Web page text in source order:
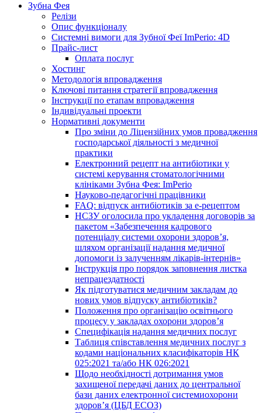
Зубна Фея
Релізи
Опис функціоналу
Системні вимоги для Зубної Феї ImPerio: 4D
Прайс-лист
Оплата послуг
Хостинг
Методологія впровадження
Ключові питання стратегії впровадження
Інструкції по етапам впровадження
Індивідуальні проекти
Нормативні документи
Про зміни до Ліцензійних умов провадження
господарської діяльності з медичної
практики
Електронний рецепт на антибіотики у
системі керування стоматологічними
клініками Зубна Фея: ImPerio
Науково-педагогічні працівники
FAQ: відпуск антибіотиків за е-рецептом
НСЗУ оголосила про укладення договорів за
пакетом «Забезпечення кадрового
потенціалу системи охорони здоров’я,
шляхом організації надання медичної
допомоги із залученням лікарів-інтернів»
Інструкція про порядок заповнення листка
непрацездатності
Як підготуватися медичним закладам до
нових умов відпуску антибіотиків?
Положення про організацію освітнього
процесу у закладах охорони здоров’я
Специфікація надання медичних послуг
Таблиця співставлення медичних послуг з
кодами національних класифікаторів НК
025:2021 та/або НК 026:2021
Щодо необхідності дотримання умов
захищеної передачі даних до центральної
бази даних електронної системиохорони
здоров’я (ЦБД ЕСОЗ)